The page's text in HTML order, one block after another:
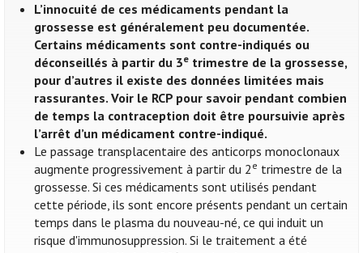
L’innocuité de ces médicaments pendant la
grossesse est généralement peu documentée.
Certains médicaments sont contre-indiqués ou
déconseillés à partir du 3e trimestre de la grossesse,
pour d’autres il existe des données limitées mais
rassurantes. Voir le RCP pour savoir pendant combien
de temps la contraception doit être poursuivie après
l’arrêt d’un médicament contre-indiqué.
Le passage transplacentaire des anticorps monoclonaux
augmente progressivement à partir du 2 e trimestre de la
grossesse. Si ces médicaments sont utilisés pendant
cette période, ils sont encore présents pendant un certain
temps dans le plasma du nouveau-né, ce qui induit un
risque d'immunosuppression. Si le traitement a été